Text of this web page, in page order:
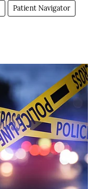
Patient Navigator